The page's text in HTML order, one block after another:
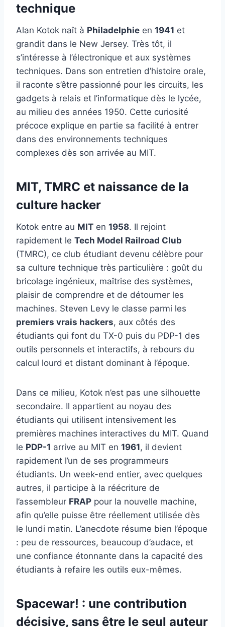
technique
Alan Kotok naît à Philadelphie en 1941 et
grandit dans le New Jersey. Très tôt, il
s’intéresse à l’électronique et aux systèmes
techniques. Dans son entretien d’histoire orale,
il raconte s’être passionné pour les circuits, les
gadgets à relais et l’informatique dès le lycée,
au milieu des années 1950. Cette curiosité
précoce explique en partie sa facilité à entrer
dans des environnements techniques
complexes dès son arrivée au MIT.
MIT, TMRC et naissance de la
culture hacker
Kotok entre au MIT en 1958. Il rejoint
rapidement le Tech Model Railroad Club
(TMRC), ce club étudiant devenu célèbre pour
sa culture technique très particulière : goût du
bricolage ingénieux, maîtrise des systèmes,
plaisir de comprendre et de détourner les
machines. Steven Levy le classe parmi les
premiers vrais hackers, aux côtés des
étudiants qui font du TX-0 puis du PDP-1 des
outils personnels et interactifs, à rebours du
calcul lourd et distant dominant à l’époque.
Dans ce milieu, Kotok n’est pas une silhouette
secondaire. Il appartient au noyau des
étudiants qui utilisent intensivement les
premières machines interactives du MIT. Quand
le PDP-1 arrive au MIT en 1961, il devient
rapidement l’un de ses programmeurs
étudiants. Un week-end entier, avec quelques
autres, il participe à la réécriture de
l’assembleur FRAP pour la nouvelle machine,
afin qu’elle puisse être réellement utilisée dès
le lundi matin. L’anecdote résume bien l’époque
: peu de ressources, beaucoup d’audace, et
une confiance étonnante dans la capacité des
étudiants à refaire les outils eux-mêmes.
Spacewar! : une contribution
décisive, sans être le seul auteur